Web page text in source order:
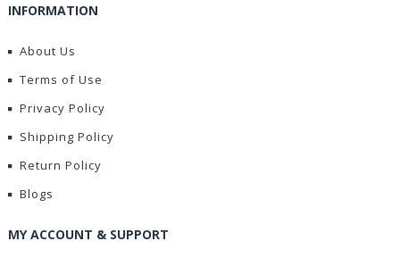
INFORMATION
About Us
Terms of Use
Privacy Policy
Shipping Policy
Return Policy
Blogs
MY ACCOUNT & SUPPORT